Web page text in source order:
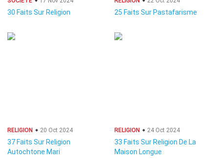
30 Faits Sur Religion 25 Faits Sur Pastafarisme
RELIGION 20 Oct 2024
37 Faits Sur Religion
Autochtone Mari
RELIGION 24 Oct 2024
33 Faits Sur Religion De La
Maison Longue